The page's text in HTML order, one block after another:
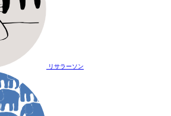
リサラーソン